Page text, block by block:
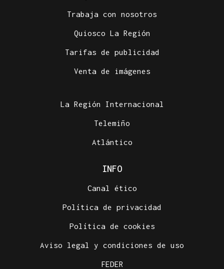
Trabaja con nosotros
Quiosco La Región
Tarifas de publicidad
Venta de imágenes
La Región Internacional
Telemiño
Atlántico
INFO
Canal ético
Política de privacidad
Política de cookies
Aviso legal y condiciones de uso
FEDER